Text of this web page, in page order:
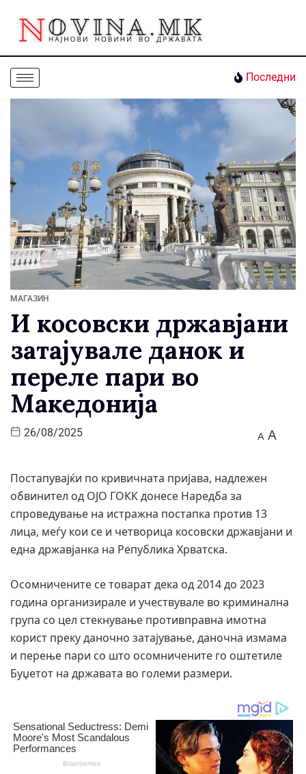
Последни
МАГАЗИН
И косовски државјани
затајувале данок и
переле пари во
Македонија
26/08/2025 A A
Постапувајќи по кривичната пријава, надлежен
обвинител од ОЈО ГОКК донесе Наредба за
спроведување на истражна постапка против 13
лица, меѓу кои се и четворица косовски државјани и
една државјанка на Република Хрватска.
Осомничените се товарaт дека од 2014 до 2023
година организирале и учествувале во криминална
група со цел стекнување противправна имотна
корист преку даночно затајување, даночна измама
и перење пари со што осомничените го оштетиле
Буџетот на државата во големи размери.